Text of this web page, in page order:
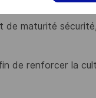
de maturité
de renforcer la